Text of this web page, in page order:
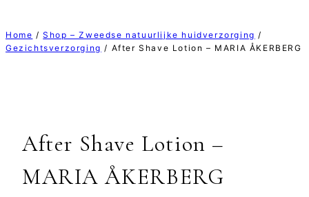
Home / Shop – Zweedse natuurlijke huidverzorging /
Gezichtsverzorging / After Shave Lotion – MARIA ÅKERBERG
After Shave Lotion –
MARIA ÅKERBERG